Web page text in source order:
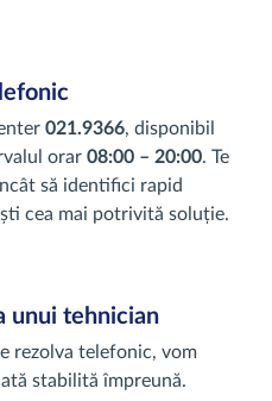
021.9366, disponibil
orar 08:00 – 20:00. Te
să identifici rapid
cea mai potrivită soluție.
unui tehnician
rezolva telefonic, vom
stabilită împreună.